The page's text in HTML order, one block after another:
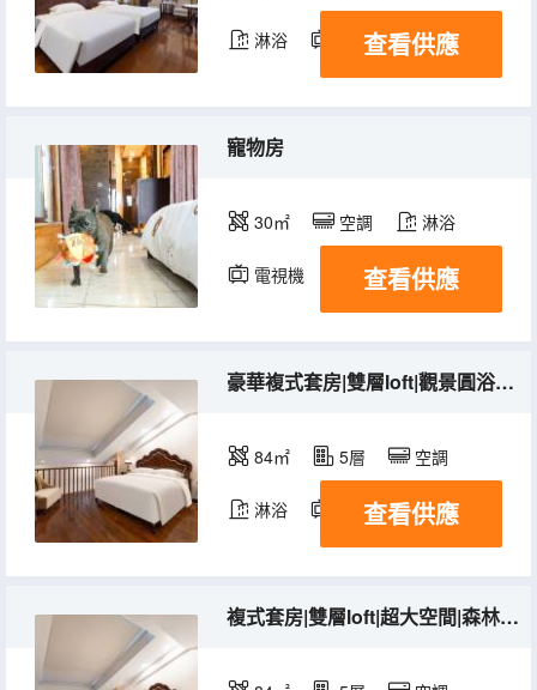
淋浴 電視機 冰箱
查看供應
寵物房
30㎡ 空調 淋浴
電視機 冰箱
查看供應
豪華複式套房|雙層loft|觀景圓浴缸|森林氧吧
84㎡ 5層 空調
淋浴 電視機 冰箱
查看供應
複式套房|雙層loft|超大空間|森林氧吧